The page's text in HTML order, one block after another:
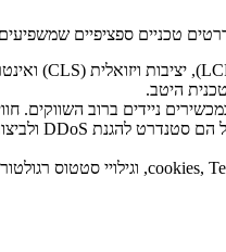
היטב.